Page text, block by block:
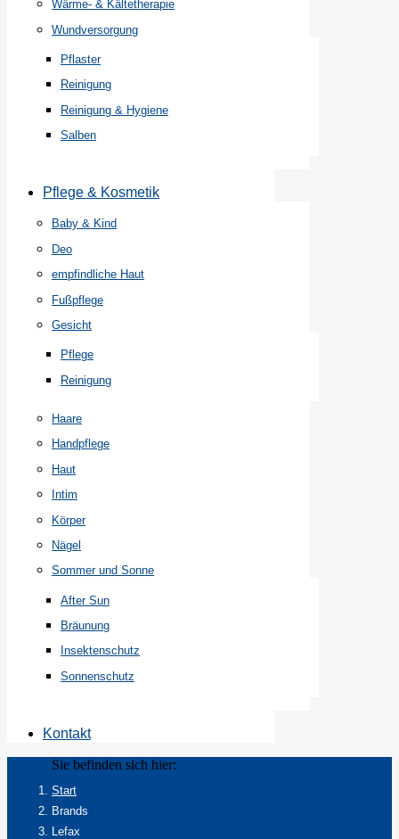
Wärme- & Kältetherapie
Wundversorgung
Pflaster
Reinigung
Reinigung & Hygiene
Salben
Pflege & Kosmetik
Baby & Kind
Deo
empfindliche Haut
Fußpflege
Gesicht
Pflege
Reinigung
Haare
Handpflege
Haut
Intim
Körper
Nägel
Sommer und Sonne
After Sun
Bräunung
Insektenschutz
Sonnenschutz
Kontakt
Sie befinden sich hier:
Start
Brands
Lefax